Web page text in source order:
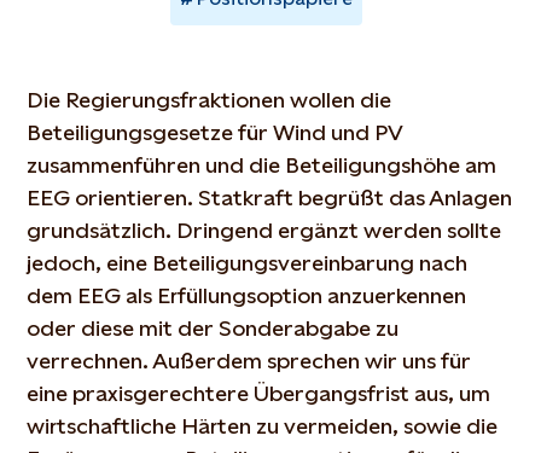
Die Regierungsfraktionen wollen die
Beteiligungsgesetze für Wind und PV
zusammenführen und die Beteiligungshöhe am
EEG orientieren. Statkraft begrüßt das Anlagen
grundsätzlich. Dringend ergänzt werden sollte
jedoch, eine Beteiligungsvereinbarung nach
dem EEG als Erfüllungsoption anzuerkennen
oder diese mit der Sonderabgabe zu
verrechnen. Außerdem sprechen wir uns für
eine praxisgerechtere Übergangsfrist aus, um
wirtschaftliche Härten zu vermeiden, sowie die